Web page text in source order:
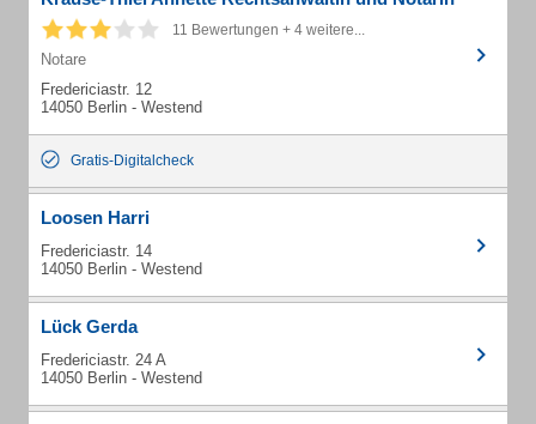
11 Bewertungen + 4 weitere...
Notare
Fredericiastr. 12
14050 Berlin - Westend
Gratis-Digitalcheck
Loosen Harri
Fredericiastr. 14
14050 Berlin - Westend
Lück Gerda
Fredericiastr. 24 A
14050 Berlin - Westend